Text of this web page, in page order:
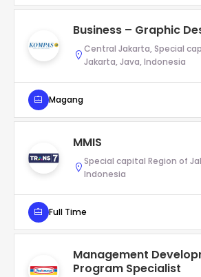
Business – Graphic
Central Jakarta, Special
Jakarta, Java, Indonesia
Magang
MMIS
Special capital Region of
Indonesia
Full Time
Management
Program Specialist